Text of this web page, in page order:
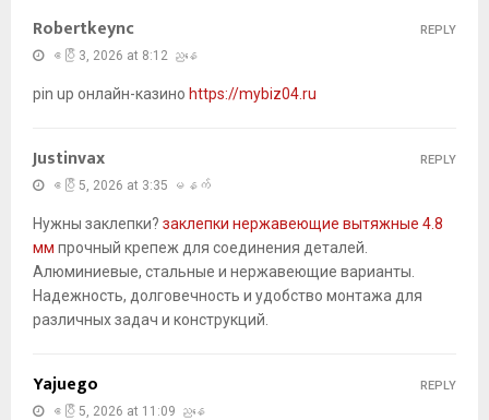
Robertkeync
ဧပြီ 3, 2026 at 8:12 ညနေ
pin up онлайн-казино https://mybiz04.ru
REPLY
Justinvax
ဧပြီ 5, 2026 at 3:35 မနက်
Нужны заклепки? заклепки нержавеющие вытяжные 4.8
мм прочный крепеж для соединения деталей.
Алюминиевые, стальные и нержавеющие варианты.
Надежность, долговечность и удобство монтажа для
различных задач и конструкций.
REPLY
Yajuego
ဧပြီ 5, 2026 at 11:09 ညနေ
REPLY